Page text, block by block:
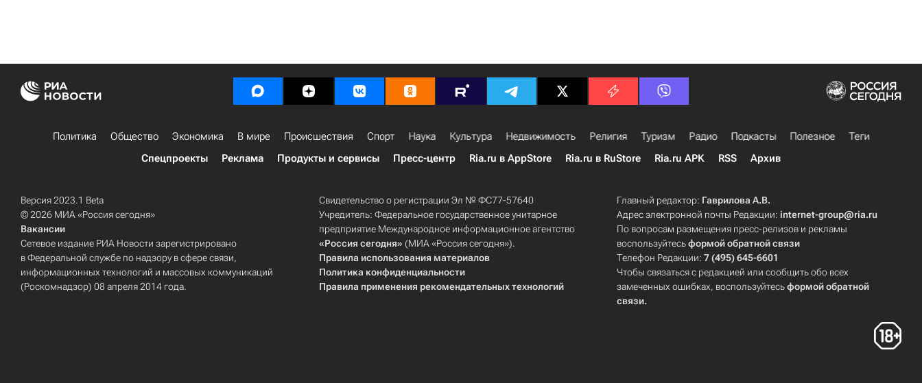
Политика Общество Экономика В мире Происшествия Спорт Наука Культура Недвижимость Религия Туризм Радио Подкасты Полезное
Теги
Спецпроекты
Реклама Продукты и сервисы Пресс-центр Ria.ru в AppStore Ria.ru в RuStore Ria.ru APK RSS Архив
Версия 2023.1 Beta
© 2026 МИА «Россия сегодня»
Вакансии
Сетевое издание РИА Новости зарегистрировано
в Федеральной службе по надзору в сфере связи,
информационных технологий и массовых коммуникаций
(Роскомнадзор) 08 апреля 2014 года.
Свидетельство о регистрации Эл № ФС77-57640
Учредитель: Федеральное государственное унитарное
предприятие Международное информационное агентство
«Россия сегодня» (МИА «Россия сегодня»).
Правила использования материалов
Политика конфиденциальности
Правила применения рекомендательных технологий
Главный редактор: Гаврилова А.В.
Адрес электронной почты Редакции:internet-group@ria.ru
По вопросам размещения пресс-релизов и рекламы
воспользуйтесьформой обратной связи
Телефон Редакции:7 (495) 645-6601
Чтобы связаться с редакцией или сообщить обо всех
замеченных ошибках, воспользуйтесьформой обратной
связи.